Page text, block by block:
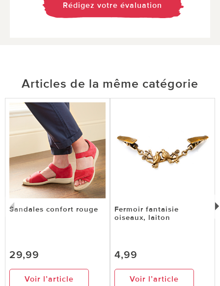
Rédigez votre évaluation
Articles de la même catégorie
Sandales confort rouge
29,99
Voir l’article
Fermoir fantaisie
oiseaux, laiton
4,99
Voir l’article